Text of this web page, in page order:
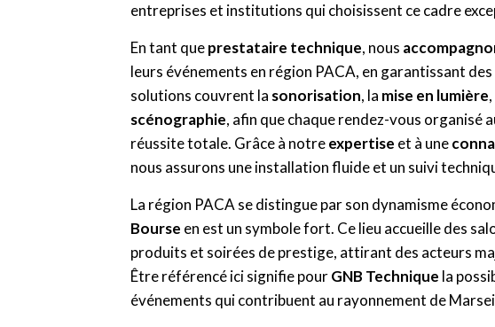
entreprises et institutions qui choisissent ce cadre
En tant queprestataire technique, nous
leurs événements en région PACA, en garantissant des
solutions couvrent la sonorisation, la mise en lumière
scénographie, afin que chaque rendez-vous organisé
réussite totale. Grâce à notreexpertise et à une
nous assurons une installation fluide et un suivi
La région PACA se distingue par son dynamisme
Bourse en est un symbole fort. Ce lieu accueille des
produits et soirées de prestige, attirant des acteurs
Être référencé ici signifie pourGNB Technique la
événements qui contribuent au rayonnement de